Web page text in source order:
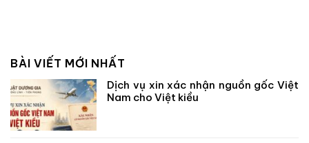
BÀI VIẾT MỚI NHẤT
Dịch vụ xin xác nhận nguồn gốc Việt
Nam cho Việt kiều